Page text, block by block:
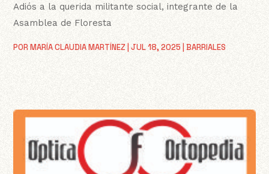
PORMARÍA CLAUDIA MARTÍNEZ |JUL 18, 2025 |BARRIALES
Adiós a la querida militante social, integrante de la
Asamblea de Floresta